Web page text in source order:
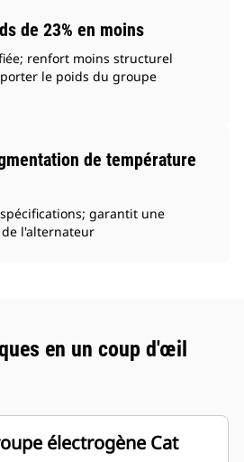
de 23% en moins
renfort moins structurel
le poids du groupe
de température
garantit une
l'alternateur
en un coup d'œil
électrogène Cat